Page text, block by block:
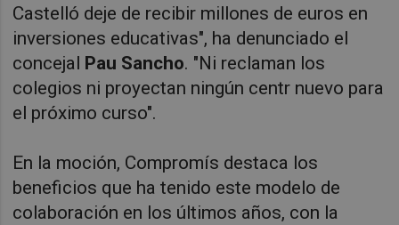
Castelló deje de recibir millones de euros en
inversiones educativas", ha denunciado el
concejal Pau Sancho. "Ni reclaman los
colegios ni proyectan ningún centr nuevo para
el próximo curso".
En la moción, Compromís destaca los
beneficios que ha tenido este modelo de
colaboración en los últimos años, con la